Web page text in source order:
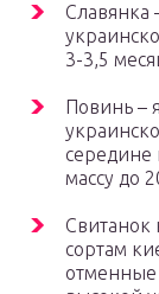
Славянка
3-3,5
Повинь –
середине
массу до
Свитанок
сортам
отменные